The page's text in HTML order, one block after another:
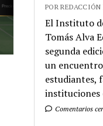
POR
El Instituto
Tomás Alva
segunda
un
estudiantes,
instituciones
Comentarios